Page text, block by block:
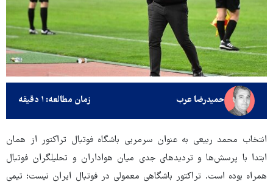
حمیدرضا عرب زمان مطالعه: ۱ دقیقه
انتخاب محمد ربیعی به عنوان سرمربی باشگاه فوتبال تراکتور از همان
ابتدا با پرسش‌ها و تردیدهای جدی میان هواداران و تحلیلگران فوتبال
همراه بوده است. تراکتور باشگاهی معمولی در فوتبال ایران نیست؛ تیمی